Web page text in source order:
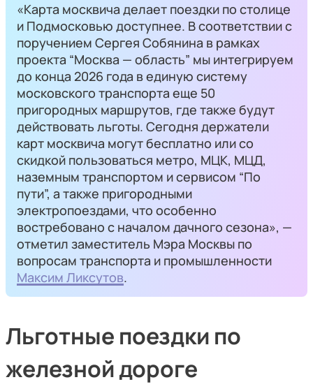
«Карта москвича делает поездки по столице
и Подмосковью доступнее. В соответствии с
поручением Сергея Собянина в рамках
проекта “Москва — область” мы интегрируем
до конца 2026 года в единую систему
московского транспорта еще 50
пригородных маршрутов, где также будут
действовать льготы. Сегодня держатели
карт москвича могут бесплатно или со
скидкой пользоваться метро, МЦК, МЦД,
наземным транспортом и сервисом “По
пути”, а также пригородными
электропоездами, что особенно
востребовано с началом дачного сезона», —
отметил заместитель Мэра Москвы по
вопросам транспорта и промышленности
Максим Ликсутов.
Льготные поездки по
железной дороге